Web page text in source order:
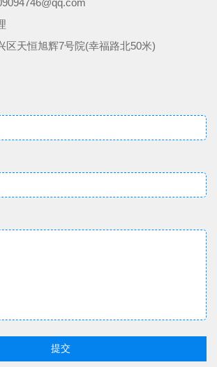
区天恒旭辉7号院(幸福路北50米)
提交